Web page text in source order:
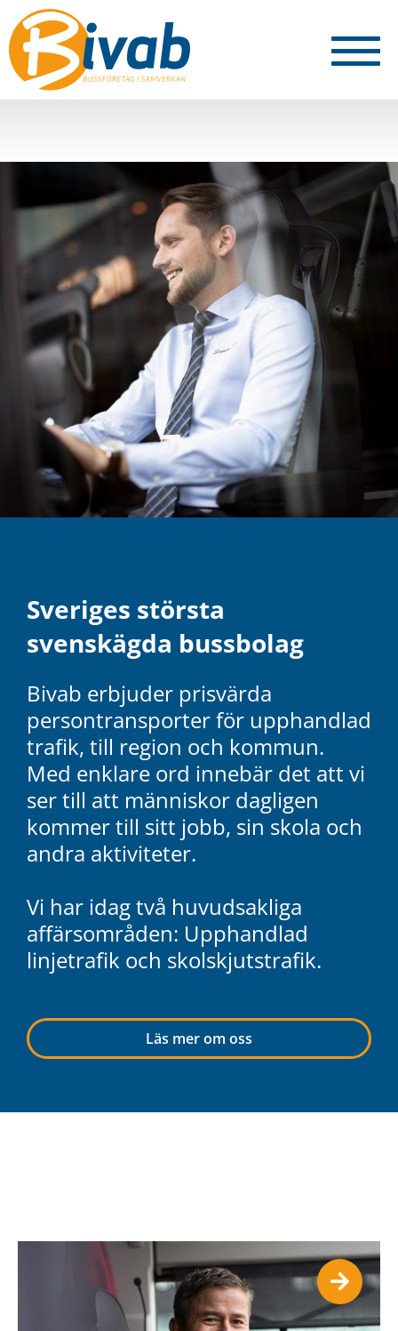
Sveriges största
svenskägda bussbolag
Bivab erbjuder prisvärda
persontransporter för upphandlad
trafik, till region och kommun.
Med enklare ord innebär det att vi
ser till att människor dagligen
kommer till sitt jobb, sin skola och
andra aktiviteter.
Vi har idag två huvudsakliga
affärsområden: Upphandlad
linjetrafik och skolskjutstrafik.
Läs mer om oss